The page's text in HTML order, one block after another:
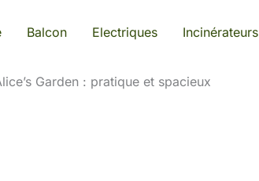
Balcon Electriques Incinérateurs
Garden : pratique et spacieux